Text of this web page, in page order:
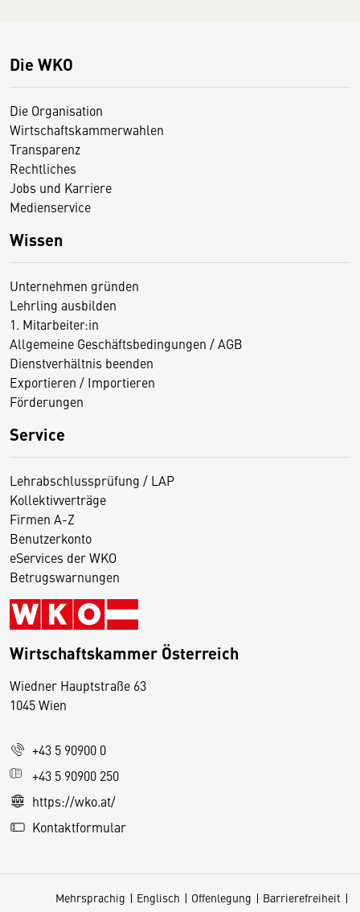
Die WKO
Die Organisation
Wirtschaftskammerwahlen
Transparenz
Rechtliches
Jobs und Karriere
Medienservice
Wissen
Unternehmen gründen
Lehrling ausbilden
1. Mitarbeiter:in
Allgemeine Geschäftsbedingungen / AGB
Dienstverhältnis beenden
Exportieren / Importieren
Förderungen
Service
Lehrabschlussprüfung / LAP
Kollektivverträge
Firmen A-Z
Benutzerkonto
eServices der WKO
Betrugswarnungen
Wirtschaftskammer Österreich
Wiedner Hauptstraße 63
1045 Wien
+43 5 90900 0
+43 5 90900 250
https://wko.at/
Kontaktformular
Mehrsprachig Englisch Offenlegung
Barrierefreiheit
D
s
e
S
e